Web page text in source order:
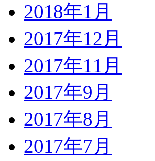
2018年1月
2017年12月
2017年11月
2017年9月
2017年8月
2017年7月